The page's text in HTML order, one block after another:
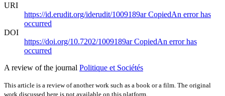
URI
https://id.erudit.org/iderudit/1009189arCopiedAn error has
occurred
DOI
https://doi.org/10.7202/1009189arCopiedAn error has
occurred
A review of the journal Politique et Sociétés
This article is a review of another work such as a book or a film. The original
work discussed here is not available on this platform.